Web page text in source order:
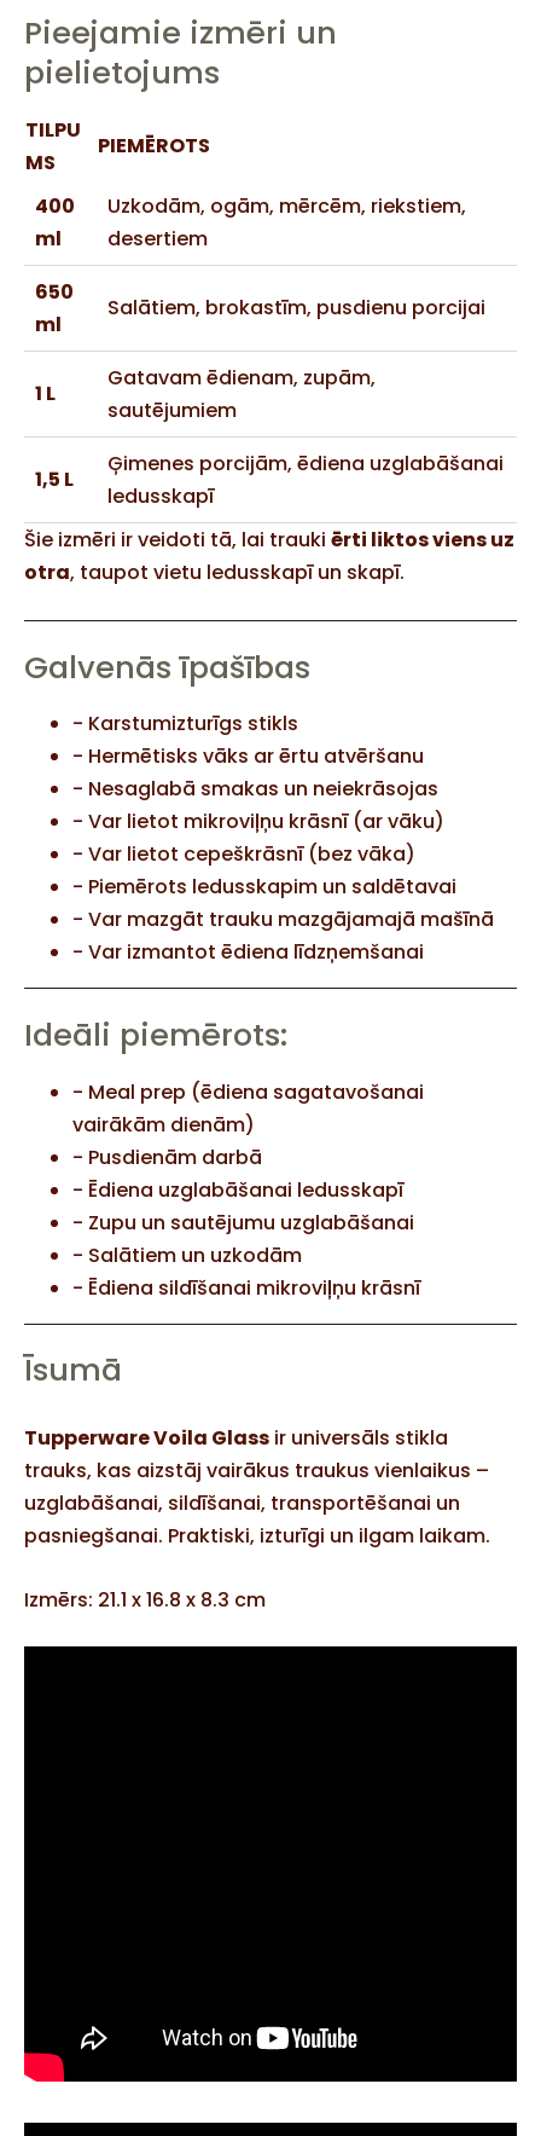
Pieejamie izmēri un
pielietojums
TILPU
MS
PIEMĒROTS
400
ml
Uzkodām, ogām, mērcēm, riekstiem,
desertiem
650
ml
Salātiem, brokastīm, pusdienu porcijai
1 L
Gatavam ēdienam, zupām,
sautējumiem
1,5 L
Ģimenes porcijām, ēdiena uzglabāšanai
ledusskapī
Šie izmēri ir veidoti tā, lai trauki ērti liktos viens uz
otra, taupot vietu ledusskapī un skapī.
Galvenās īpašības
- Karstumizturīgs stikls
- Hermētisks vāks ar ērtu atvēršanu
- Nesaglabā smakas un neiekrāsojas
- Var lietot mikroviļņu krāsnī (ar vāku)
- Var lietot cepeškrāsnī (bez vāka)
- Piemērots ledusskapim un saldētavai
- Var mazgāt trauku mazgājamajā mašīnā
- Var izmantot ēdiena līdzņemšanai
Ideāli piemērots:
- Meal prep (ēdiena sagatavošanai
vairākām dienām)
- Pusdienām darbā
- Ēdiena uzglabāšanai ledusskapī
- Zupu un sautējumu uzglabāšanai
- Salātiem un uzkodām
- Ēdiena sildīšanai mikroviļņu krāsnī
Īsumā
Tupperware Voila Glass ir universāls stikla
trauks, kas aizstāj vairākus traukus vienlaikus –
uzglabāšanai, sildīšanai, transportēšanai un
pasniegšanai. Praktiski, izturīgi un ilgam laikam.
Izmērs: 21.1 x 16.8 x 8.3 cm